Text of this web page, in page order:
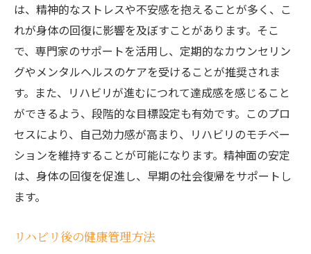
は、精神的なストレスや不安感を抱えることが多く、こ
れが身体の回復に影響を及ぼすことがあります。そこ
で、専門家のサポートを活用し、定期的なカウンセリン
グやメンタルヘルスのケアを受けることが推奨されま
す。また、リハビリが進むにつれて達成感を感じること
ができるよう、段階的な目標設定も有効です。このプロ
セスにより、自己効力感が高まり、リハビリのモチベー
ションを維持することが可能になります。精神面の安定
は、身体の回復を促進し、早期の社会復帰をサポートし
ます。
リハビリ後の健康管理方法